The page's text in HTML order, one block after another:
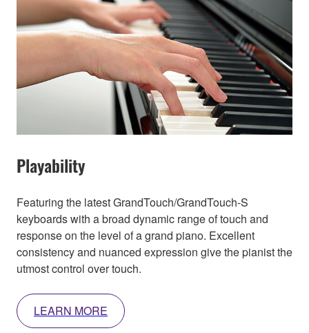
Playability
Featuring the latest GrandTouch/GrandTouch-S
keyboards with a broad dynamic range of touch and
response on the level of a grand piano. Excellent
consistency and nuanced expression give the pianist the
utmost control over touch.
LEARN MORE